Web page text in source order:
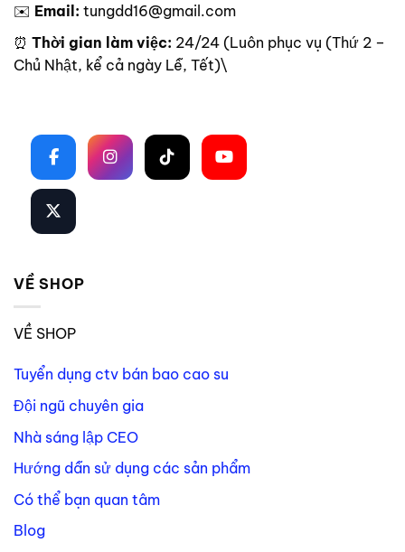
✉️ Email: tungdd16@gmail.com
⏰ Thời gian làm việc: 24/24 (Luôn phục vụ (Thứ 2 –
Chủ Nhật, kể cả ngày Lễ, Tết)\
VỀ SHOP
VỀ SHOP
Tuyển dụng ctv bán bao cao su
Đội ngũ chuyên gia
Nhà sáng lập CEO
Hướng dẫn sử dụng các sản phẩm
Có thể bạn quan tâm
Blog